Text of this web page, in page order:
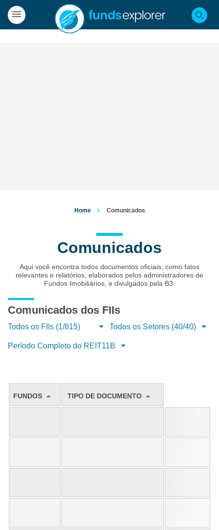
Home Comunicados
Comunicados
Aqui você encontra todos documentos oficiais, como fatos
relevantes e relatórios, elaborados pelos administradores de
Fundos Imobiliários, e divulgados pela B3.
Comunicados dos FIIs
Todos os FIIs (1/815) Todos os Setores (40/40)
Período Completo do REIT11B
FUNDOS TIPO DE DOCUMENTO